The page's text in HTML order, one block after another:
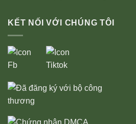
KẾT NỐI VỚI CHÚNG TÔI